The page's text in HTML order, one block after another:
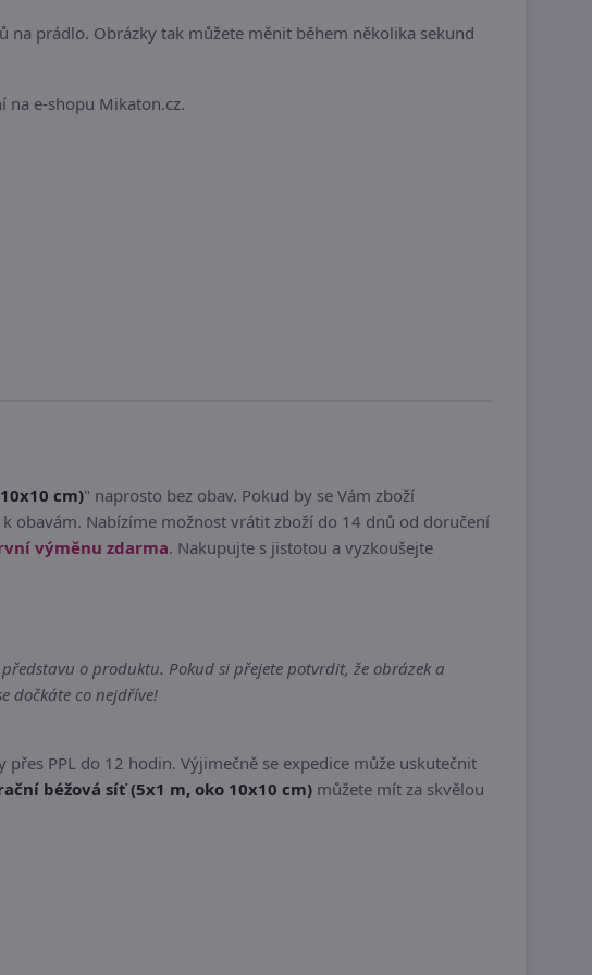
prádlo. Obrázky tak můžete měnit během několika sekund
na e-shopu Mikaton.cz.
cm)" naprosto bez obav. Pokud by se Vám zboží
obavám. Nabízíme možnost vrátit zboží do 14 dnů od doručení
výměnu zdarma. Nakupujte s jistotou a vyzkoušejte
o produktu. Pokud si přejete potvrdit, že obrázek a
dočkáte co nejdříve!
PPL do 12 hodin. Výjimečně se expedice může uskutečnit
béžová síť (5x1 m, oko 10x10 cm) můžete mít za skvělou